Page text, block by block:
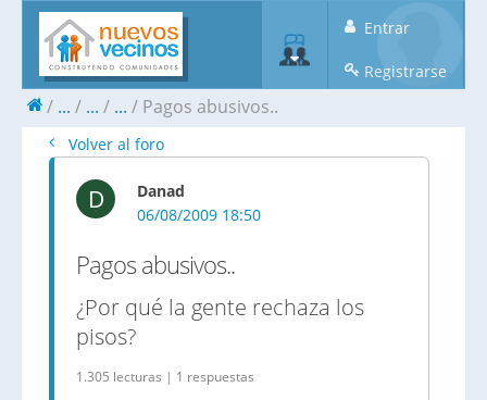
Entrar
Registrarse
... ... ... Pagos abusivos..
Volver al foro
D
Danad
06/08/2009 18:50
Pagos abusivos..
¿Por qué la gente rechaza los
pisos?
1.305 lecturas | 1 respuestas